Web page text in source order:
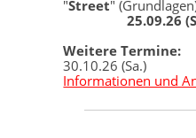
"Street"
25.09.26
Weitere Termine:
30.10.26 (Sa.)
Informationen und